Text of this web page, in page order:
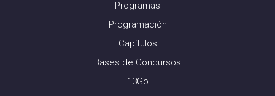
Programas
Programación
Capítulos
Bases de Concursos
13Go